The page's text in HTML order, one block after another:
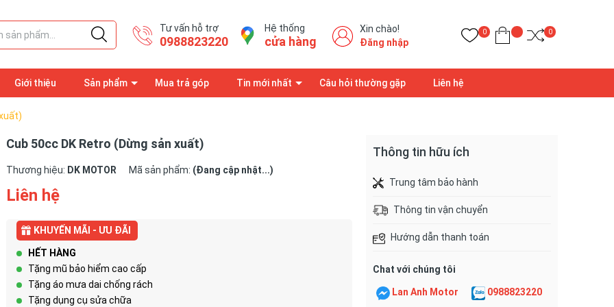
Tư vấn hỗ trợ
0988823220
Hệ thống
cửa hàng
Xin chào!
Đăng nhập
0 0
Giới thiệu Sản phẩm Mua trả góp Tin mới nhất Câu hỏi thường gặp Liên hệ
ký bảo hành
Cub 50cc DK Retro (Dừng sản xuất)
Thương hiệu: DK MOTOR Mã sản phẩm: (Đang cập nhật...)
Liên hệ
KHUYẾN MÃI - ƯU ĐÃI
HẾT HÀNG
Tặng mũ bảo hiểm cao cấp
Tặng áo mưa dai chống rách
Tặng dụng cụ sửa chữa
Thông tin hữu ích
Trung tâm bảo hành
Thông tin vận chuyển
Hướng dẫn thanh toán
Chat với chúng tôi
Lan Anh Motor 0988823220